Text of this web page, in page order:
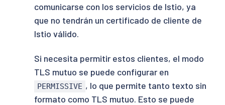
comunicarse con los servicios de Istio, ya
que no tendrán un certificado de cliente de
Istio válido.
Si necesita permitir estos clientes, el modo
TLS mutuo se puede configurar en
PERMISSIVE , lo que permite tanto texto sin
formato como TLS mutuo. Esto se puede